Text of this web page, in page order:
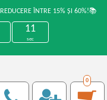
ÎNTRE 15% ȘI 60%!📚
11
sec
0